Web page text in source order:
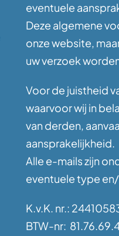
eventuele
Deze algemene
onze website,
uw verzoek
Voor de juistheid
waarvoor wij in
van derden,
aansprakelijkheid.
Alle e-mails zijn
eventuele type
K.v.K. nr.:
BTW-nr: